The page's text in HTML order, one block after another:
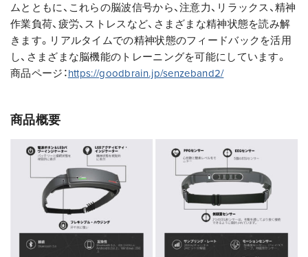
ムとともに、これらの脳波信号から、注意力、リラックス、精神
作業負荷、疲労、ストレスなど、さまざまな精神状態を読み解
きます。リアルタイムでの精神状態のフィードバックを活用
し、さまざまな脳機能のトレーニングを可能にしています。
商品ページ：https://goodbrain.jp/senzeband2/
商品概要